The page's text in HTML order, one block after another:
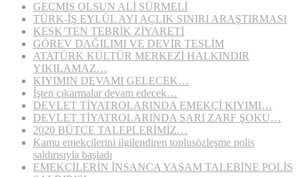
GEÇMİŞ OLSUN ALİ SÜRMELİ
TÜRK-İŞ EYLÜL AYI AÇLIK SINIRI ARAŞTIRMASI
KESK’TEN TEBRİK ZİYARETİ
GÖREV DAĞILIMI VE DEVİR TESLİM
ATATÜRK KÜLTÜR MERKEZİ HALKINDIR
YIKILAMAZ…
KIYIMIN DEVAMI GELECEK…
İşten çıkarmalar devam edecek…
DEVLET TİYATROLARINDA EMEKÇİ KIYIMI…
DEVLET TİYATROLARINDA SARI ZARF ŞOKU…
2020 BÜTÇE TALEPLERİMİZ…
Kamu emekçilerini ilgilendiren toplusözleşme polis
saldırısıyla başladı
EMEKÇİLERİN İNSANCA YAŞAM TALEBİNE POLİS